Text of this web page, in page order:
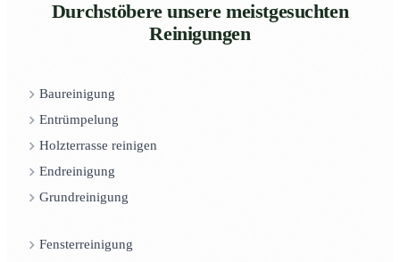
Durchstöbere unsere meistgesuchten
Reinigungen
Baureinigung
Entrümpelung
Holzterrasse reinigen
Endreinigung
Grundreinigung
Fensterreinigung